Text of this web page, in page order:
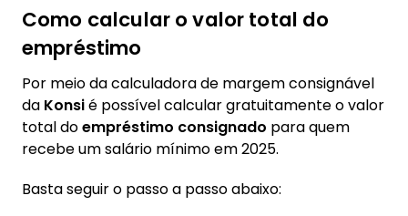
Como calcular o valor total do
empréstimo
Por meio da calculadora de margem consignável
da Konsié possível calcular gratuitamente o valor
total doempréstimo consignado para quem
recebe um salário mínimo em 2025.
Basta seguir o passo a passo abaixo: